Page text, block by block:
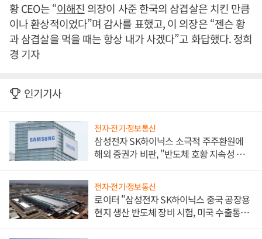
황 CEO는 “이해진 의장이 사준 한국의 삼겹살은 치킨 만큼
이나 환상적이었다”며 감사를 표했고, 이 의장은 “젠슨 황
과 삼겹살을 먹을 때는 항상 내가 사겠다”고 화답했다. 정희
경 기자
인기기사
전자·전기·정보통신
삼성전자 SK하이닉스 소극적 주주환원에
해외 증권가 비판, "반도체 호황 지속성 의
전자·전기·정보통신
로이터 "삼성전자 SK하이닉스 중국 공장용
현지 생산 반도체 장비 시험, 미국 수출통제